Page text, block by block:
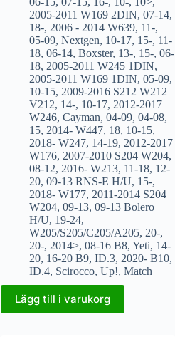
2005-2011 W169 2DIN, 07-14,
18-, 2006 - 2014 W639, 11-,
05-09, Nextgen, 10-17, 15-, 11-
18, 06-14, Boxster, 13-, 15-, 06-
18, 2005-2011 W245 1DIN,
2005-2011 W169 1DIN, 05-09,
10-15, 2009-2016 S212 W212
V212, 14-, 10-17, 2012-2017
W246, Cayman, 04-09, 04-08,
15, 2014- W447, 18, 10-15,
2018- W247, 14-19, 2012-2017
W176, 2007-2010 S204 W204,
08-12, 2016- W213, 11-18, 12-
20, 09-13 RNS-E H/U, 15-,
2018- W177, 2011-2014 S204
W204, 09-13, 09-13 Bolero
H/U, 19-24,
W205/S205/C205/A205, 20-,
20-, 2014>, 08-16 B8, Yeti, 14-
20, 16-20 B9, ID.3, 2020- B10,
ID.4, Scirocco, Up!, Match
Lägg till i varukorg